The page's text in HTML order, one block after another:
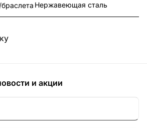
Нержавеющая сталь
и акции